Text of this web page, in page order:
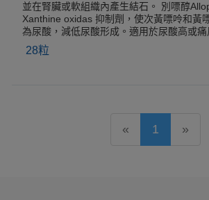
並在腎臟或軟組織內產生結石。 別嘌醇
Xanthine oxidas 抑制劑，使次黃嘌呤和黃
為尿酸，減低尿酸形成。適用於尿酸高或痛
28粒
« 1 »